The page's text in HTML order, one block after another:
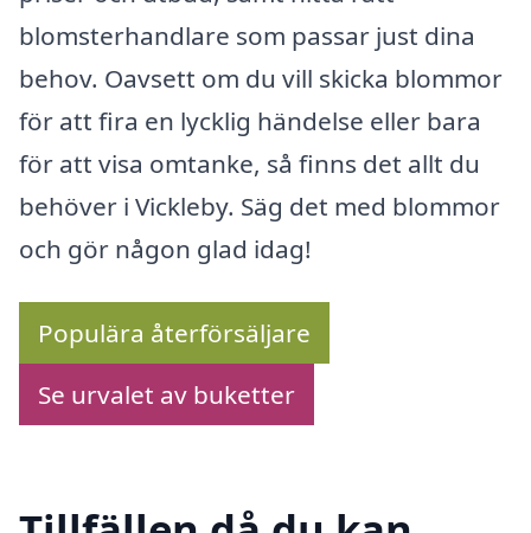
blomsterhandlare som passar just dina
behov. Oavsett om du vill skicka blommor
för att fira en lycklig händelse eller bara
för att visa omtanke, så finns det allt du
behöver i Vickleby. Säg det med blommor
och gör någon glad idag!
Populära återförsäljare
Se urvalet av buketter